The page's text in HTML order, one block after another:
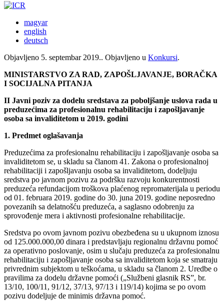
magyar
english
deutsch
Objavljeno 5. septembar 2019.. Objavljeno u Konkursi.
MINISTARSTVO ZA RAD, ZAPOŠLJAVANJE, BORAČKA
I SOCIJALNA PITANJA
II Javni poziv za dodelu sredstava za poboljšanje uslova rada u
preduzećima za profesionalnu rehabilitaciju i zapošljavanje
osoba sa invaliditetom u 2019. godini
1. Predmet oglašavanja
Preduzećima za profesionalnu rehabilitaciju i zapošljavanje osoba sa
invaliditetom se, u skladu sa članom 41. Zakona o profesionalnoj
rehabilitaciji i zapošljavanju osoba sa invaliditetom, dodeljuju
sredstva po javnom pozivu za podršku razvoju konkurentnosti
preduzeća refundacijom troškova plaćenog repromaterijala u periodu
od 01. februara 2019. godine do 30. juna 2019. godine neposredno
povezanih sa delatnošću preduzeća, a saglasno odobrenju za
sprovođenje mera i aktivnosti profesionalne rehabilitacije.
Sredstva po ovom javnom pozivu obezbeđena su u ukupnom iznosu
od 125.000.000,00 dinara i predstavljaju regionalnu državnu pomoć
za operativno poslovanje, osim u slučaju preduzeća za profesionalnu
rehabilitaciju i zapošljavanje osoba sa invaliditetom koja se smatraju
privrednim subjektom u teškoćama, u skladu sa članom 2. Uredbe o
pravilima za dodelu državne pomoći („Službeni glasnik RSˮ, br.
13/10, 100/11, 91/12, 37/13, 97/13 i 119/14) kojima se po ovom
pozivu dodeljuje de minimis državna pomoć.